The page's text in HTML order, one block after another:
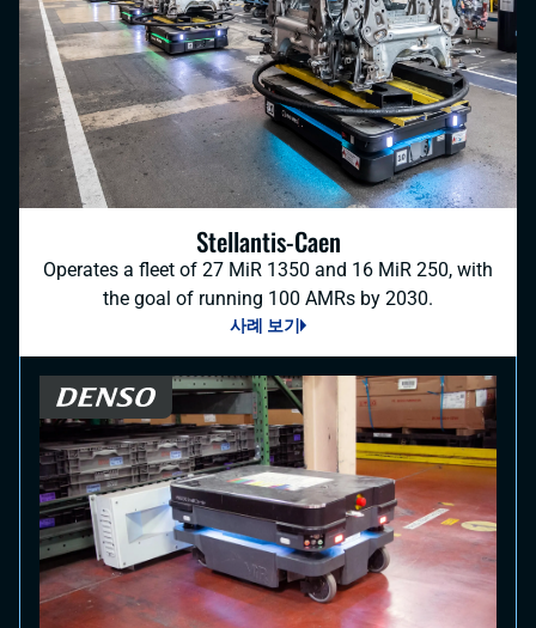
Stellantis-Caen
Operates a fleet of 27 MiR 1350 and 16 MiR 250, with
the goal of running 100 AMRs by 2030.
사례 보기